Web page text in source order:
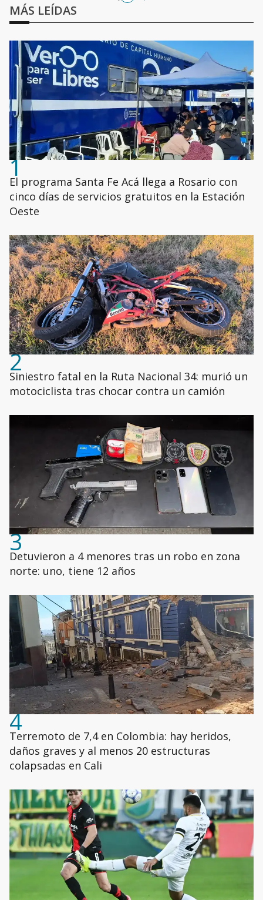
MÁS LEÍDAS
1
El programa Santa Fe Acá llega a Rosario con
cinco días de servicios gratuitos en la Estación
Oeste
2
Siniestro fatal en la Ruta Nacional 34: murió un
motociclista tras chocar contra un camión
3
Detuvieron a 4 menores tras un robo en zona
norte: uno, tiene 12 años
4
Terremoto de 7,4 en Colombia: hay heridos,
daños graves y al menos 20 estructuras
colapsadas en Cali